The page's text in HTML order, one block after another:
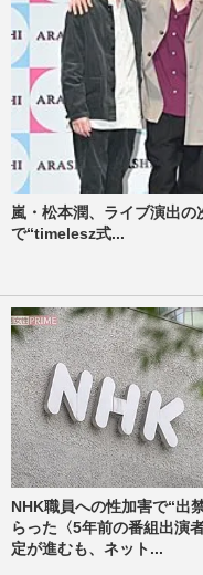
嵐・松本潤、ライブ演出
で“timelesz式...
NHK職員への性加害で“出
らった〈5年前の番組出演
定が進むも、ネット...